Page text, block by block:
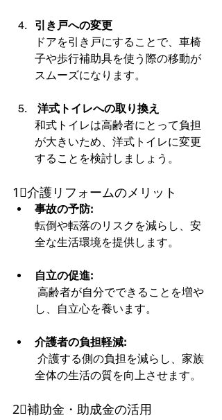
引き戸への変更
ドアを引き戸にすることで、車椅
子や歩行補助具を使う際の移動が
スムーズになります。
洋式トイレへの取り換え
和式トイレは高齢者にとって負担
が大きいため、洋式トイレに変更
することを検討しましょう。
1⃣介護リフォームのメリット
事故の予防:
転倒や転落のリスクを減らし、安
全な生活環境を提供します。
自立の促進:
高齢者が自分でできることを増や
し、自立心を養います。
介護者の負担軽減:
介護する側の負担を減らし、家族
全体の生活の質を向上させます。
2⃣補助金・助成金の活用